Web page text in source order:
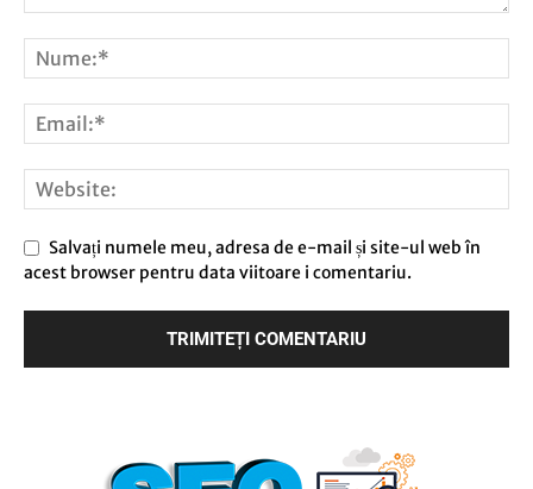
Salvați numele meu, adresa de e-mail și site-ul web în
acest browser pentru data viitoare i comentariu.